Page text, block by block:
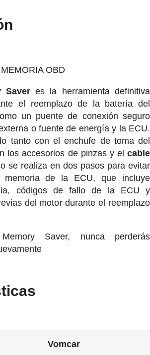
OBD
Saveres la herramienta definitiva
el reemplazo de la batería del
un puente de conexión seguro
o fuente de energía y la ECU.
tanto con el enchufe de toma del
los accesorios de pinzas y el cable
se realiza en dos pasos para evitar
de la ECU, que incluye
códigos de fallo de la ECU y
del motor durante el reemplazo
Saver, nunca perderás
Vomcar